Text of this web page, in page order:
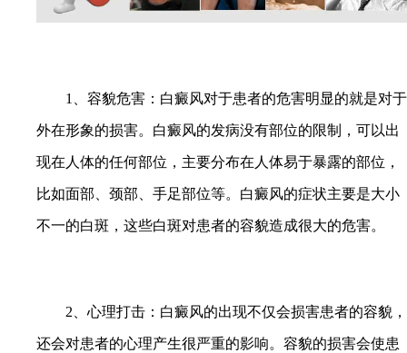
1、容貌危害：白癜风对于患者的危害明显的就是对于
外在形象的损害。白癜风的发病没有部位的限制，可以出
现在人体的任何部位，主要分布在人体易于暴露的部位，
比如面部、颈部、手足部位等。白癜风的症状主要是大小
不一的白斑，这些白斑对患者的容貌造成很大的危害。
2、心理打击：白癜风的出现不仅会损害患者的容貌，
还会对患者的心理产生很严重的影响。容貌的损害会使患